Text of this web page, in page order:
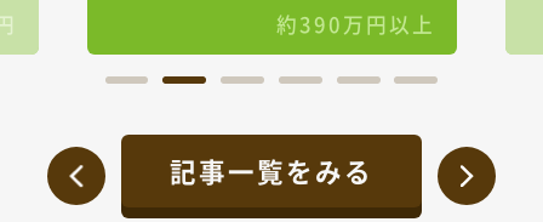
約390万円以上
記事一覧をみる